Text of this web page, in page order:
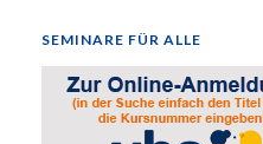
SEMINARE FÜR ALLE